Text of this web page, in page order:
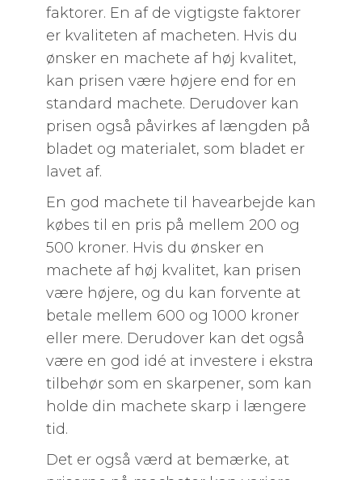
faktorer. En af de vigtigste faktorer
er kvaliteten af macheten. Hvis du
ønsker en machete af høj kvalitet,
kan prisen være højere end for en
standard machete. Derudover kan
prisen også påvirkes af længden på
bladet og materialet, som bladet er
lavet af.
En god machete til havearbejde kan
købes til en pris på mellem 200 og
500 kroner. Hvis du ønsker en
machete af høj kvalitet, kan prisen
være højere, og du kan forvente at
betale mellem 600 og 1000 kroner
eller mere. Derudover kan det også
være en god idé at investere i ekstra
tilbehør som en skarpener, som kan
holde din machete skarp i længere
tid.
Det er også værd at bemærke, at